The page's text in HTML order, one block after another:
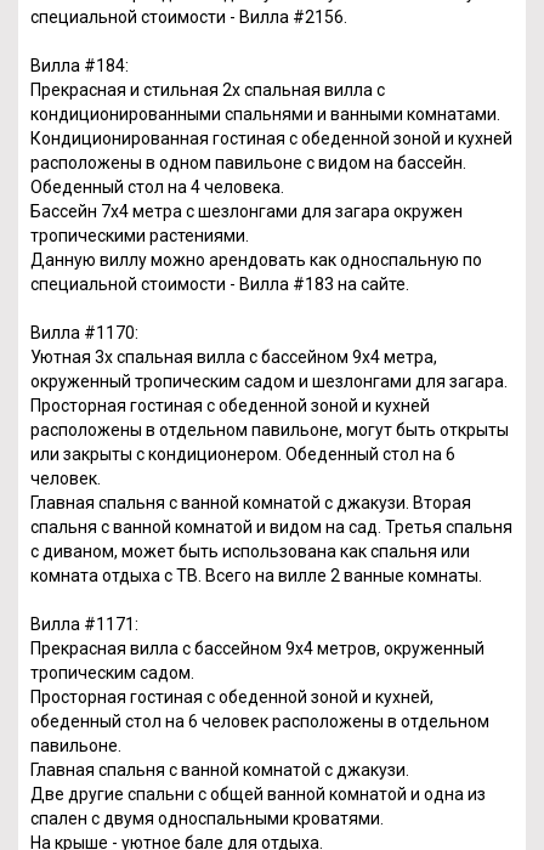
специальной стоимости - Вилла #2156.
Вилла #184:
Прекрасная и стильная 2х спальная вилла с
кондиционированными спальнями и ванными комнатами.
Кондиционированная гостиная с обеденной зоной и кухней
расположены в одном павильоне с видом на бассейн.
Обеденный стол на 4 человека.
Бассейн 7х4 метра с шезлонгами для загара окружен
тропическими растениями.
Данную виллу можно арендовать как односпальную по
специальной стоимости - Вилла #183 на сайте.
Вилла #1170:
Уютная 3х спальная вилла с бассейном 9x4 метра,
окруженный тропическим садом и шезлонгами для загара.
Просторная гостиная с обеденной зоной и кухней
расположены в отдельном павильоне, могут быть открыты
или закрыты с кондиционером. Обеденный стол на 6
человек.
Главная спальня с ванной комнатой с джакузи. Вторая
спальня с ванной комнатой и видом на сад. Третья спальня
с диваном, может быть использована как спальня или
комната отдыха с ТВ. Всего на вилле 2 ванные комнаты.
Вилла #1171:
Прекрасная вилла с бассейном 9x4 метров, окруженный
тропическим садом.
Просторная гостиная с обеденной зоной и кухней,
обеденный стол на 6 человек расположены в отдельном
павильоне.
Главная спальня с ванной комнатой с джакузи.
Две другие спальни с общей ванной комнатой и одна из
спален с двумя односпальными кроватями.
На крыше - уютное бале для отдыха.